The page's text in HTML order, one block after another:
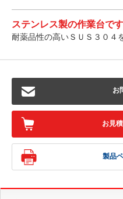
ステンレス製の作業台です
耐薬品性の高いＳＵＳ３０４
お
お見
製品